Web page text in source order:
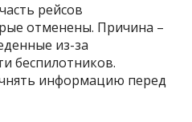
рейсов
отменены. Причина –
из-за
беспилотников.
информацию перед